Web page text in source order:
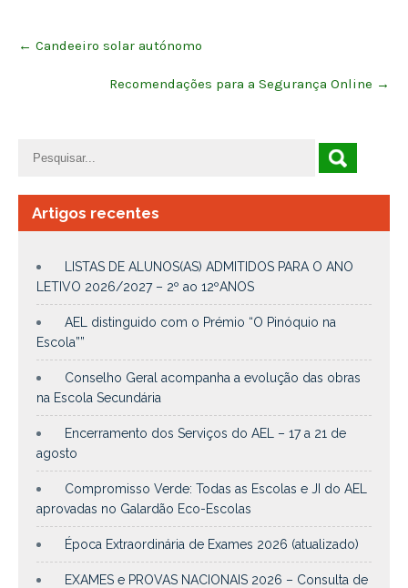
navigation
← Candeeiro solar autónomo
Recomendações para a Segurança Online →
Artigos recentes
LISTAS DE ALUNOS(AS) ADMITIDOS PARA O ANO
LETIVO 2026/2027 – 2º ao 12ºANOS
AEL distinguido com o Prémio “O Pinóquio na
Escola””
Conselho Geral acompanha a evolução das obras
na Escola Secundária
Encerramento dos Serviços do AEL – 17 a 21 de
agosto
Compromisso Verde: Todas as Escolas e JI do AEL
aprovadas no Galardão Eco-Escolas
Época Extraordinária de Exames 2026 (atualizado)
EXAMES e PROVAS NACIONAIS 2026 – Consulta de